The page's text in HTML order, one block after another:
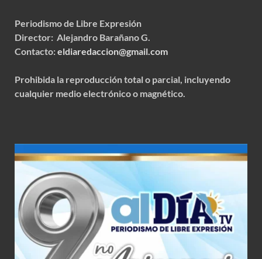
Periodismo de Libre Expresión
Director: Alejandro Barañano G.
Contacto:eldiaredaccion@gmail.com
Prohibida la reproducción total o parcial, incluyendo
cualquier medio electrónico o magnético.